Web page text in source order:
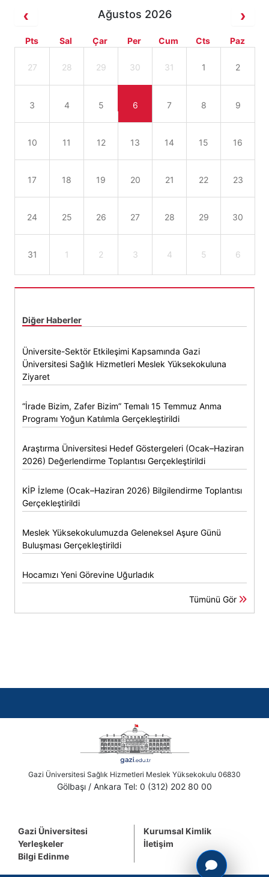
Ağustos 2026
Pts Sal Çar Per Cum Cts Paz
27 28 29 30 31 1 2
3 4 5 6 7 8 9
10 11 12 13 14 15 16
17 18 19 20 21 22 23
24 25 26 27 28 29 30
31 1 2 3 4 5 6
Diğer Haberler
Üniversite-Sektör Etkileşimi Kapsamında Gazi
Üniversitesi Sağlık Hizmetleri Meslek Yüksekokuluna
Ziyaret
“İrade Bizim, Zafer Bizim” Temalı 15 Temmuz Anma
Programı Yoğun Katılımla Gerçekleştirildi
Araştırma Üniversitesi Hedef Göstergeleri (Ocak–Haziran
2026) Değerlendirme Toplantısı Gerçekleştirildi
KİP İzleme (Ocak–Haziran 2026) Bilgilendirme Toplantısı
Gerçekleştirildi
Meslek Yüksekokulumuzda Geleneksel Aşure Günü
Buluşması Gerçekleştirildi
Hocamızı Yeni Görevine Uğurladık
Tümünü Gör
Gazi Üniversitesi Sağlık Hizmetleri Meslek Yüksekokulu 06830
Gölbaşı / Ankara Tel: 0 (312) 202 80 00
Gazi Üniversitesi
Yerleşkeler
Bilgi Edinme
Kurumsal Kimlik
İletişim